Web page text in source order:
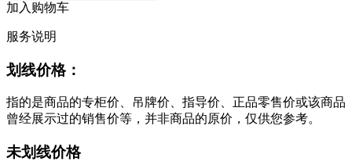
加入购物车
服务说明
划线价格：
指的是商品的专柜价、吊牌价、指导价、正品零售价或该商品
曾经展示过的销售价等，并非商品的原价，仅供您参考。
未划线价格